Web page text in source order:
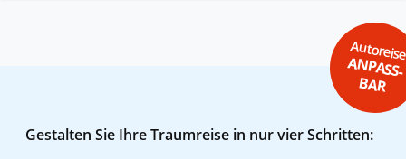
ANPASS-
BAR
Gestalten Sie Ihre Traumreise in nur vier Schritten: